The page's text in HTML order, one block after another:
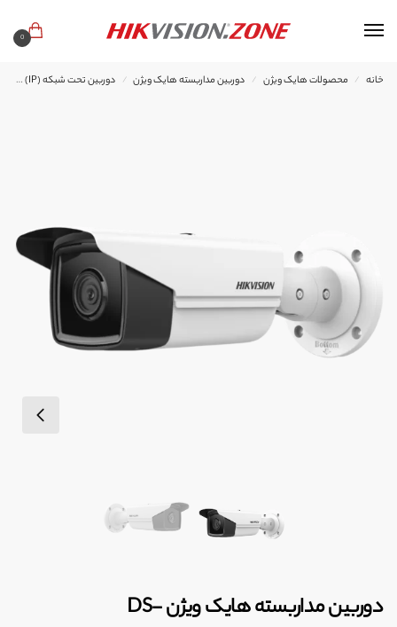
0
خانه / محصولات هایک ویژن / دوربین مداربسته هایک ویژن / دوربین تحت شبکه (IP) هایک ویژن
دوربین مداربسته هایک ویژن DS-